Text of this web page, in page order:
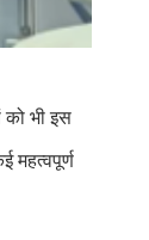
को भी इस
महत्वपूर्ण